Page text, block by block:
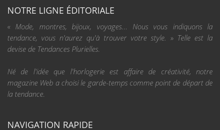
NOTRE LIGNE ÉDITORIALE
« Mode, montres, bijoux, voyages... Nous vous indiquons la
tendance, vous n'aurez qu'à trouver votre style. » Telle est la
devise de Tendances Plurielles.
Né de l'idée que l'horlogerie est affaire de créativité, notre
magazine Web a choisi le garde-temps comme point de départ de
la tendance.
NAVIGATION RAPIDE